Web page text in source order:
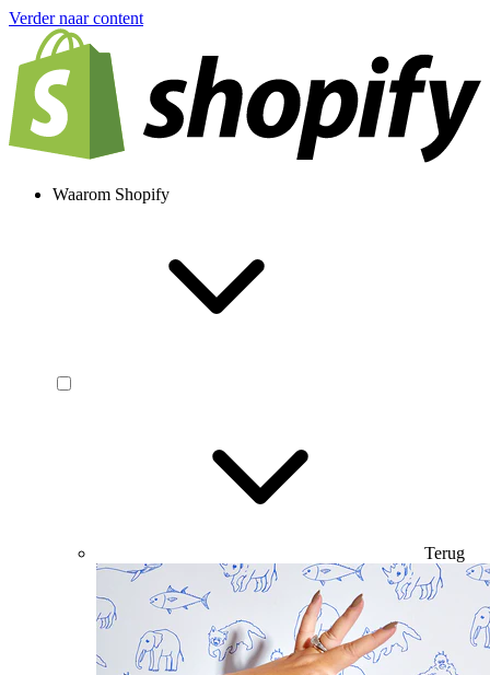
Verder naar content
Waarom Shopify
Terug